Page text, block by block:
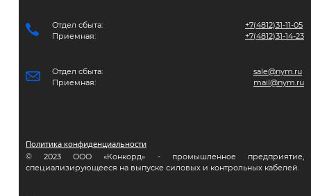
Отдел сбыта:
Приемная:
+7(4812)31-11-05
+7(4812)31-14-23
Отдел сбыта:
Приемная:
sale@nym.ru
mail@nym.ru
Политика конфиденциальности
© 2023 ООО «Конкорд» - промышленное предприятие,
специализирующееся на выпуске силовых и контрольных кабелей.